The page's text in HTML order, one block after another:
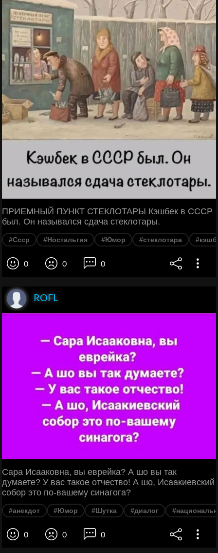
ПРИЕМНЫЙ ПУНКТ СТЕКЛОТАРЫ Кэшбек в СССР
был. Он назывался сдача стеклотары.
#Ссср #Ностальгия #Юмор #стеклотара
0 0 0
ROFL
Сара Исааковна, вы еврейка? А шо вы так
думаете? У вас такое отчество! А шо, Исаакиевский
собор это по-вашему синагога?
#анекдот #Юмор #Шутка #диалог
0 0 0